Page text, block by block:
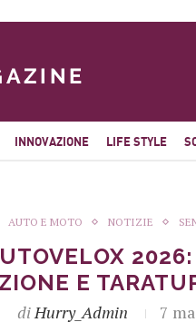
INNOVAZIONE LIFE STYLE
AUTO E MOTO NOTIZIE
E
diHurry_Admin 7